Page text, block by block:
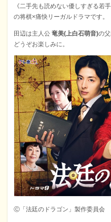
《二手先も読めない優しすぎる若
の将棋×痛快リーガルドラマです。
田辺は主人公 竜美(上白石萌音)の父
どうぞお楽しみに。
Ⓒ「法廷のドラゴン」製作委員会